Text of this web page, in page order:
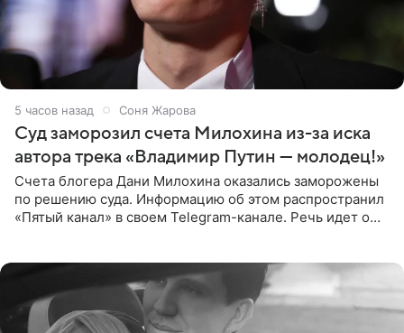
5 часов назад Соня Жарова
Суд заморозил счета Милохина из-за иска
автора трека «Владимир Путин — молодец!»
Счета блогера Дани Милохина оказались заморожены
по решению суда. Информацию об этом распространил
«Пятый канал» в своем Telegram-канале. Речь идет о